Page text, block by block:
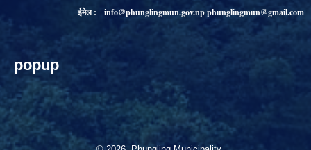
ईमेल :
info@phunglingmun.gov.npphunglingmun@gmail.com
popup